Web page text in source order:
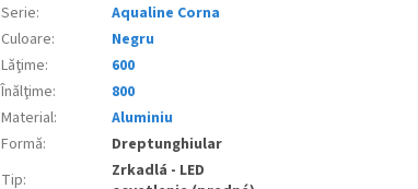
Serie:
Aqualine Corna
Culoare:
Negru
Lăţime:
600
Înălţime:
800
Material:
Aluminiu
Formă:
Dreptunghiular
Tip:
Zrkadlá - LED